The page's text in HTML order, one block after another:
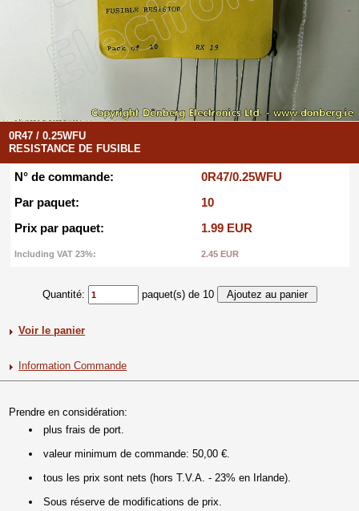
0R47 / 0.25WFU
RESISTANCE DE FUSIBLE
N° de commande:
0R47/0.25WFU
Par paquet:
10
Prix par paquet:
1.99 EUR
Including VAT 23%: 2.45 EUR
Quantité: paquet(s) de 10
Voir le panier
Information Commande
Prendre en considération:
plus frais de port.
valeur minimum de commande: 50,00 €.
tous les prix sont nets (hors T.V.A. - 23% en Irlande).
Sous réserve de modifications de prix.